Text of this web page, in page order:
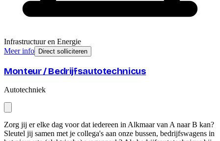
Infrastructuur en Energie
Meer info
Direct solliciteren
Monteur / Bedrijfsautotechnicus
Autotechniek
Zorg jij er elke dag voor dat iedereen in Alkmaar van A naar B kan?
Sleutel jij samen met je collega's aan onze bussen, bedrijfswagens in